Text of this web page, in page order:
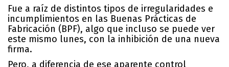
Fue a raíz de distintos tipos de irregularidades e
incumplimientos en las Buenas Prácticas de
Fabricación (BPF), algo que incluso se puede ver
este mismo lunes, con la inhibición de una nueva
firma.
Pero, a diferencia de ese aparente control